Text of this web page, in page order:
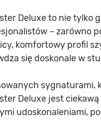
Deluxe to nie tylko
– zarówno
komfortowy profil
się doskonale w
Deluxe jest
udoskonaleniami,